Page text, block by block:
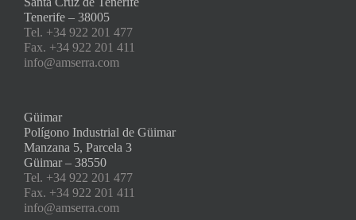
Tenerife – 38005
Tel. +34 922 201 477
Fax. +34 922 201 411
info@amserra.com
Güimar
Polígono Industrial de Güimar
Manzana 5, Parcela 3
Güimar – 38550
Tel. +34 922 201 477
Fax. +34 922 201 411
info@amserra.com